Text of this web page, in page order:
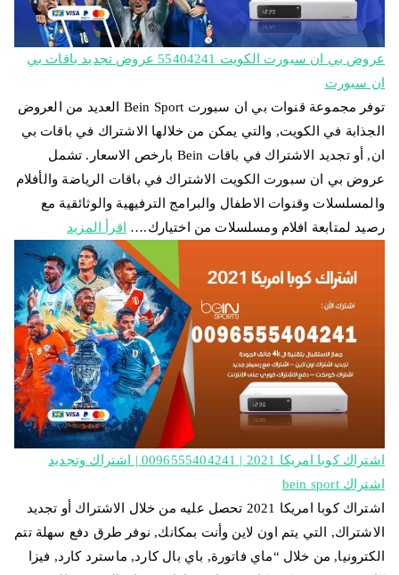
عروض بي ان سبورت الكويت 55404241 عروض تجديد باقات بي
ان سبورت
توفر مجموعة قنوات بي ان سبورت Bein Sport العديد من العروض
الجذابة في الكويت, والتي يمكن من خلالها الاشتراك في باقات بي
ان, أو تجديد الاشتراك في باقات Bein بارخص الاسعار. تشمل
عروض بي ان سبورت الكويت الاشتراك في باقات الرياضة والأفلام
والمسلسلات وقنوات الاطفال والبرامج الترفيهية والوثائقية مع
رصيد لمتابعة افلام ومسلسلات من اختيارك.…
اقرأ المزيد
اشتراك كوبا امريكا 2021 | 0096555404241 | اشتراك وتجديد
اشتراك bein sport
اشتراك كوبا امريكا 2021 تحصل عليه من خلال الاشتراك أو تجديد
الاشتراك, التي يتم اون لاين وأنت بمكانك, نوفر طرق دفع سهلة تتم
الكترونيا, من خلال “ماي فاتورة, باي بال كارد, ماسترد كارد, فيزا